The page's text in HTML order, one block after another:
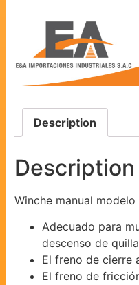
Description
Description
Winche manual modelo
Adecuado para
descenso de
El freno de cierre
El freno de